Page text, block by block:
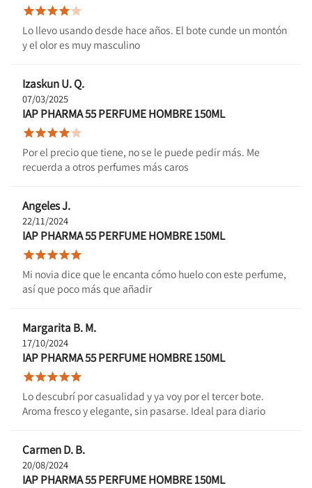

Lo llevo usando desde hace años. El bote cunde un montón
y el olor es muy masculino
Izaskun U. Q.
07/03/2025
IAP PHARMA 55 PERFUME HOMBRE 150ML

Por el precio que tiene, no se le puede pedir más. Me
recuerda a otros perfumes más caros
Angeles J.
22/11/2024
IAP PHARMA 55 PERFUME HOMBRE 150ML

Mi novia dice que le encanta cómo huelo con este perfume,
así que poco más que añadir
Margarita B. M.
17/10/2024
IAP PHARMA 55 PERFUME HOMBRE 150ML

Lo descubrí por casualidad y ya voy por el tercer bote.
Aroma fresco y elegante, sin pasarse. Ideal para diario
Carmen D. B.
20/08/2024
IAP PHARMA 55 PERFUME HOMBRE 150ML